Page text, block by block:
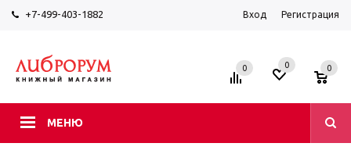
+7-499-403-1882 Вход Регистрация
МЕНЮ
0 0 0